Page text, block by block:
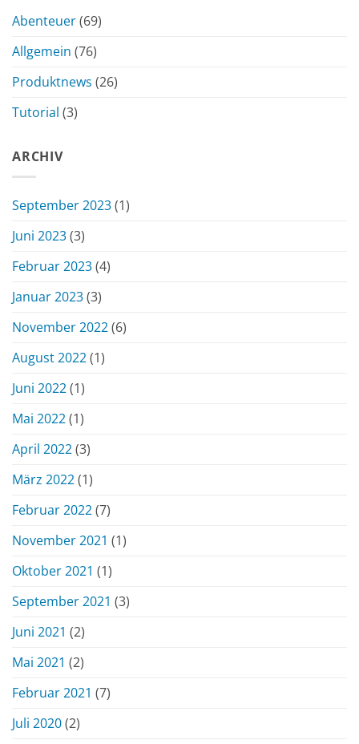
Abenteuer(69)
Allgemein (76)
Produktnews (26)
Tutorial (3)
ARCHIV
September 2023(1)
Juni 2023(3)
Februar 2023(4)
Januar 2023(3)
November 2022(6)
August 2022(1)
Juni 2022(1)
Mai 2022(1)
April 2022(3)
März 2022(1)
Februar 2022(7)
November 2021 (1)
Oktober 2021 (1)
September 2021 (3)
Juni 2021 (2)
Mai 2021 (2)
Februar 2021 (7)
Juli 2020(2)